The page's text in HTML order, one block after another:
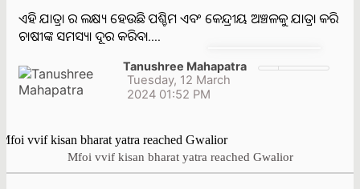
ଏହି ଯାତ୍ରା ର ଲକ୍ଷ୍ୟ ହେଉଛି ପଶ୍ଚିମ ଏବଂ କେନ୍ଦ୍ରୀୟ ଅଞ୍ଚଳକୁ ଯାତ୍ରା କରି
ଚାଷୀଙ୍କ ସମସ୍ୟା ଦୂର କରିବା....
Tanushree Mahapatra
Tuesday, 12 March
2024 01:52 PM
Mfoi vvif kisan bharat yatra reached Gwalior